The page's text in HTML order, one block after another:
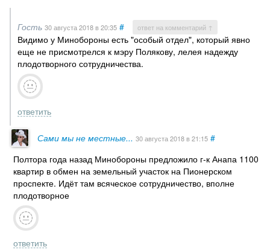
Гость 30 августа 2018в 20:35 # ответ на комментарий ↑
Видимо у Минобороны есть "особый отдел", который явно
еще не присмотрелся к мэру Полякову, лелея надежду
плодотворного сотрудничества.
ответить
Сами мы не местные... 30 августа 2018в 21:15 #
Полтора года назад Минобороны предложило г-к Анапа 1100
квартир в обмен на земельный участок на Пионерском
проспекте. Идёт там всяческое сотрудничество, вполне
плодотворное
ответить